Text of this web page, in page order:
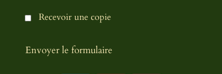
Recevoir une copie
Envoyer le formulaire